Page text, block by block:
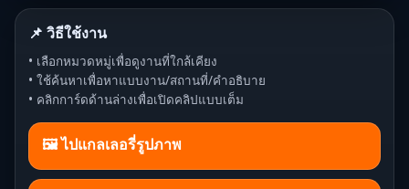
📌 วิธีใช้งาน
• เลือกหมวดหมู่เพื่อดูงานที่ใกล้เคียง
• ใช้ค้นหาเพื่อหาแบบงาน/สถานที่/คำอธิบาย
• คลิกการ์ดด้านล่างเพื่อเปิดคลิปแบบเต็ม
🖼️ ไปแกลเลอรี่รูปภาพ